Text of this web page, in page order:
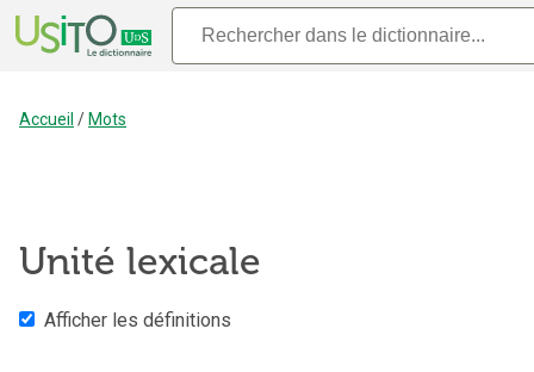
Accueil / Mots
Unité lexicale
Afficher les définitions